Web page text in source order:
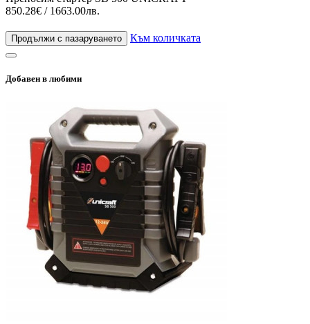
850.28€ / 1663.00лв.
Продължи с пазаруването Към количката
Добавен в любими